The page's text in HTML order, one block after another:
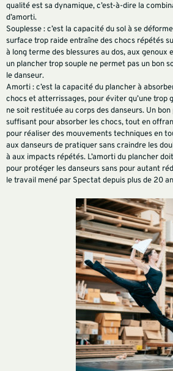
qualité est sa dynamique, c’est-à-dire la
d’amorti.
Souplesse : c’est la capacité du sol à se
surface trop raide entraîne des chocs répétés
à long terme des blessures au dos, aux genoux
un plancher trop souple ne permet pas un bon
le danseur.
Amorti : c’est la capacité du plancher à
chocs et atterrissages, pour éviter qu’une trop
ne soit restituée au corps des danseurs. Un
suffisant pour absorber les chocs, tout en
pour réaliser des mouvements techniques en
aux danseurs de pratiquer sans craindre les
à aux impacts répétés. L’amorti du plancher
pour protéger les danseurs sans pour autant
le travail mené par Spectat depuis plus de 20